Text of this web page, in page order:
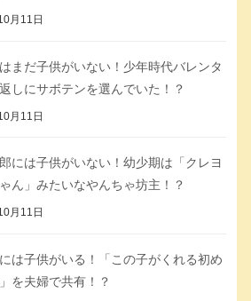
月11日
まだ子供がいない！少年時代バレンタ
しにサボテンを選んでいた！？
月11日
には子供がいない！幼少期は「クレヨ
ん」みたいなやんちゃ坊主！？
月11日
は子供がいる！「この子がくれる初め
を夫婦で共有！？